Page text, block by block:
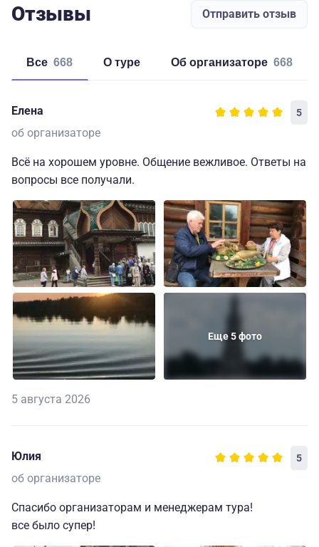
Отзывы Отправить отзыв
Все 668 о туре об организаторе 668
Елена 5
об организаторе
Всё на хорошем уровне. Общение вежливое. Ответы на
вопросы все получали.
Еще 5 фото
5 августа 2026
Юлия 5
об организаторе
Спасибо организаторам и менеджерам тура!
все было супер!